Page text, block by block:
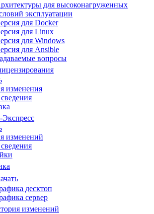
для высоконагруженных
эксплуатации
для Docker
для Linux
для Windows
для Ansible
вопросы
изменения
изменений
десктоп
сервер
изменений